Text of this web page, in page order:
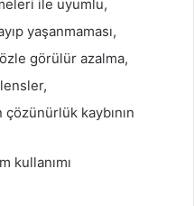
ile uyumlu,
yaşanmaması,
görülür azalma,
kaybının
kullanımı